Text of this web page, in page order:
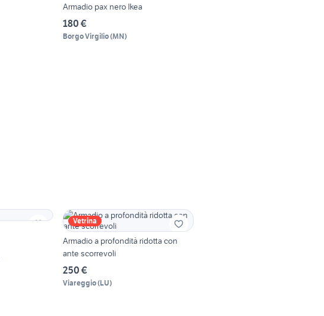
Armadio pax nero Ikea
180 €
Borgo Virgilio(MN)
Vetrina
Armadio a profondità ridotta con
ante scorrevoli
250 €
Viareggio(LU)